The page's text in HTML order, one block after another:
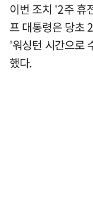
이번 조치 '2주 휴
프 대통령은 당초
'워싱턴 시간으로
했다.